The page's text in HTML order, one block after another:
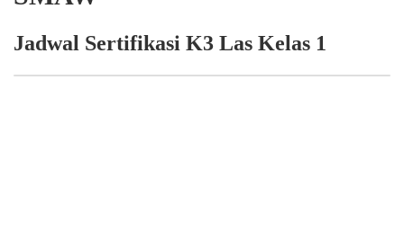
Jadwal Sertifikasi K3 Las Kelas 1